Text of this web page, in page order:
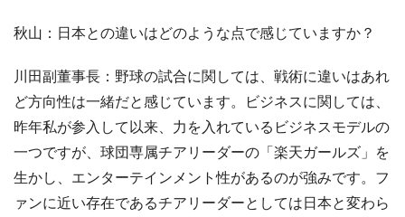
秋山：日本との違いはどのような点で感じていますか？
川田副董事長：野球の試合に関しては、戦術に違いはあれ
ど方向性は一緒だと感じています。ビジネスに関しては、
昨年私が参入して以来、力を入れているビジネスモデルの
一つですが、球団専属チアリーダーの「楽天ガールズ」を
生かし、エンターテインメント性があるのが強みです。フ
ァンに近い存在であるチアリーダーとしては日本と変わら